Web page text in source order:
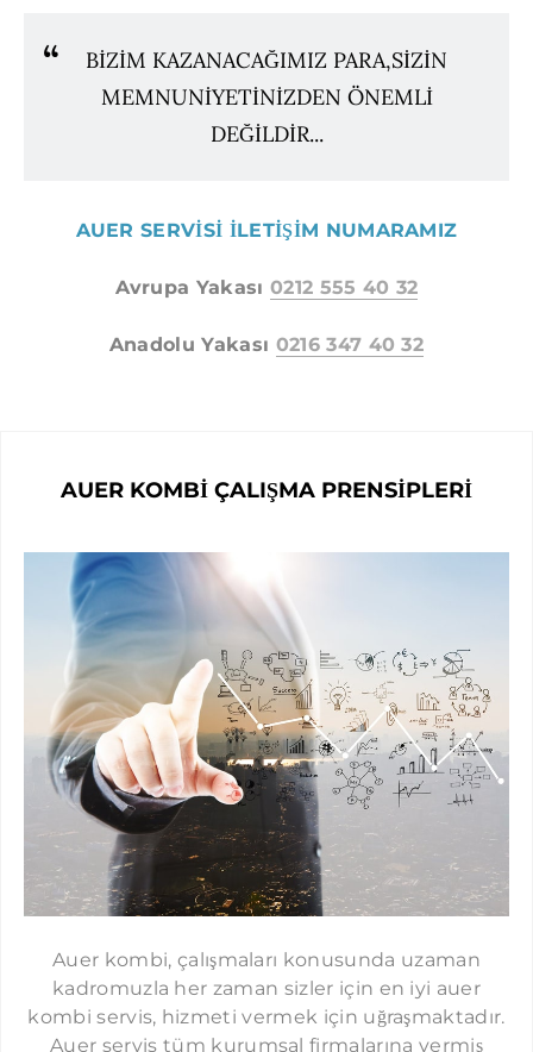
BİZİM KAZANACAĞIMIZ PARA,SİZİN
MEMNUNİYETİNİZDEN ÖNEMLİ
DEĞİLDİR...
AUER SERVİSİ İLETİŞİM NUMARAMIZ
​Avrupa Yakası ​0212 555 40 32
Anadolu Yakası 0216 347 40 32
AUER KOMBİ ÇALIŞMA PRENSİPLERİ
Auer kombi, çalışmaları konusunda uzaman
kadromuzla her zaman sizler için en iyi auer
kombi servis, hizmeti vermek için uğraşmaktadır.
Auer servis tüm kurumsal firmalarına vermiş